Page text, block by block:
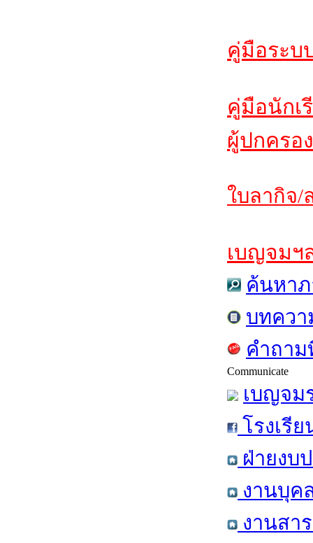
คู่มือระบ
คู่มือนักเ
ผู้ปกครอ
ใบลากิจ/
เบญจมฯ
ค้นหาภ
บทควา
คำถา
Communicate
เบญจม
โรงเรี
ฝ่ายงบ
งานบุค
งานสา